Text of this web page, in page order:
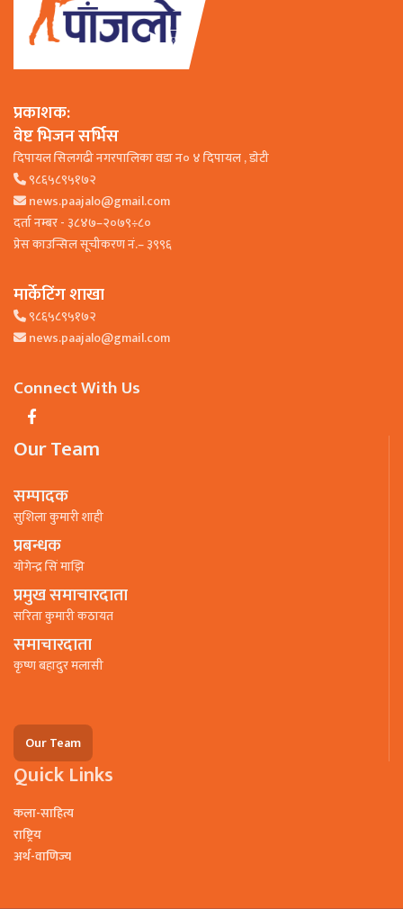
प्रकाशक:
वेष्ट भिजन सर्भिस
दिपायल सिलगढी नगरपालिका वडा न० ४ दिपायल , डाेटी
९८६५८९५१७२
news.paajalo@gmail.com
दर्ता नम्बर - ३८४७–२०७९÷८०
प्रेस काउन्सिल सूचीकरण नं.– ३९९६
मार्केटिंग शाखा
९८६५८९५१७२
news.paajalo@gmail.com
Connect With Us
Our Team
सम्पादक
सुशिला कुमारी शाही
प्रबन्धक
याेगेन्द्र सिं माझि
प्रमुख समाचारदाता
सरिता कुमारी कठायत
समाचारदाता
कृष्ण बहादुर मलासी
Our Team
Quick Links
कला-साहित्य
राष्ट्रिय
अर्थ-वाणिज्य